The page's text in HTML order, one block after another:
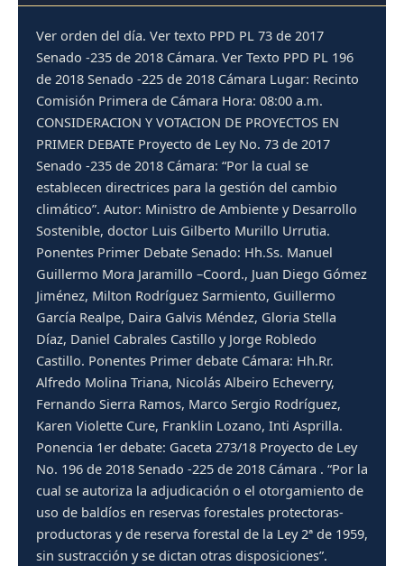
Ver orden del día. Ver texto PPD PL 73 de 2017
Senado -235 de 2018 Cámara. Ver Texto PPD PL 196
de 2018 Senado -225 de 2018 Cámara Lugar: Recinto
Comisión Primera de Cámara Hora: 08:00 a.m.
CONSIDERACION Y VOTACION DE PROYECTOS EN
PRIMER DEBATE Proyecto de Ley No. 73 de 2017
Senado -235 de 2018 Cámara: “Por la cual se
establecen directrices para la gestión del cambio
climático”. Autor: Ministro de Ambiente y Desarrollo
Sostenible, doctor Luis Gilberto Murillo Urrutia.
Ponentes Primer Debate Senado: Hh.Ss. Manuel
Guillermo Mora Jaramillo –Coord., Juan Diego Gómez
Jiménez, Milton Rodríguez Sarmiento, Guillermo
García Realpe, Daira Galvis Méndez, Gloria Stella
Díaz, Daniel Cabrales Castillo y Jorge Robledo
Castillo. Ponentes Primer debate Cámara: Hh.Rr.
Alfredo Molina Triana, Nicolás Albeiro Echeverry,
Fernando Sierra Ramos, Marco Sergio Rodríguez,
Karen Violette Cure, Franklin Lozano, Inti Asprilla.
Ponencia 1er debate: Gaceta 273/18 Proyecto de Ley
No. 196 de 2018 Senado -225 de 2018 Cámara . “Por la
cual se autoriza la adjudicación o el otorgamiento de
uso de baldíos en reservas forestales protectoras-
productoras y de reserva forestal de la Ley 2ª de 1959,
sin sustracción y se dictan otras disposiciones”.